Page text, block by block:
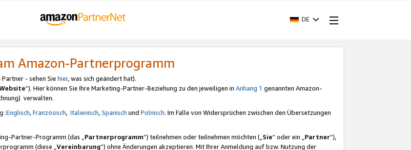
DE
Amazon-Partnerprogramm
- sehen Sie hier, was sich geändert hat).
“). Hier können Sie Ihre Marketing-Partner-Beziehung zu den jeweiligen in Anhang 1 genannten Amazon-
verwalten.
:Englisch,Französisch, Italienisch,Spanisch und Polnisch. Im Falle von Widersprüchen zwischen den Übersetzungen
Partner-Programm (das „Partnerprogramm“) teilnehmen oder teilnehmen möchten („Sie“ oder ein „Partner“),
(diese „Vereinbarung“) ohne Änderungen akzeptieren. Mit Ihrer Anmeldung auf bzw. Nutzung der